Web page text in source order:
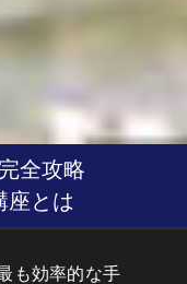
全攻略
座とは
も効率的な手